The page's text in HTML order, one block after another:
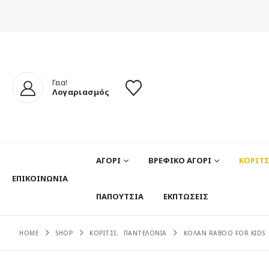
Γεια!
Λογαριασμός
ΕΠΙΚΟΙΝΩΝΊΑ
ΑΓΟΡΙ ΒΡΕΦΙΚΟ ΑΓΟΡΙ
ΠΑΠΟΥΤΣΙΑ ΕΚΠΤΩΣΕΙΣ
HOME SHOP ΚΟΡΙΤΣΙ, ΠΑΝΤΕΛΟΝΙΑ ΚΟΛΑΝ RABOO FOR KIDS